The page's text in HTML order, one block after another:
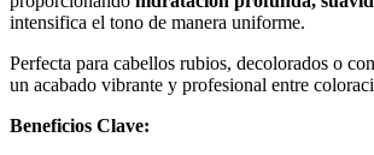
intensifica el tono de manera uniforme.
Perfecta para cabellos rubios, decolorados o
un acabado vibrante y profesional entre
Beneficios Clave: